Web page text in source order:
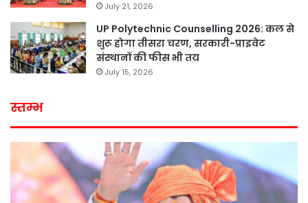
July 21, 2026
UP Polytechnic Counselling 2026: कल से
शुरू होगा तीसरा चरण, सरकारी-प्राइवेट
संस्थानों की फीस भी तय
July 15, 2026
स्तम्भ